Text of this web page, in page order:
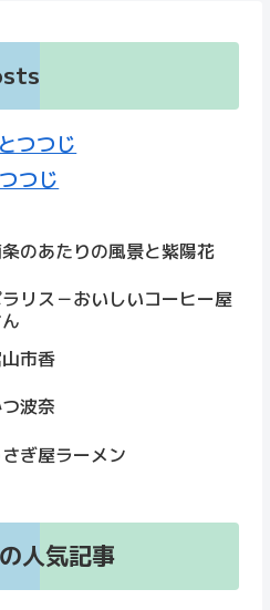
つじ
のあたりの風景と紫陽花
リス－おいしいコーヒー屋
市香
波奈
ぎ屋ラーメン
人気記事